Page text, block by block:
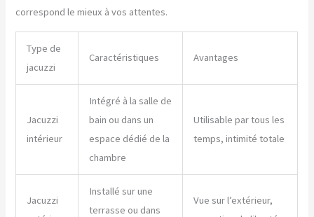
correspond le mieux à vos attentes.
Type de
jacuzzi
Caractéristiques Avantages
Jacuzzi
intérieur
Intégré à la salle de
bain ou dans un
espace dédié de la
chambre
Utilisable par tous les
temps, intimité totale
Jacuzzi
Installé sur une
terrasse ou dans
Vue sur l’extérieur,